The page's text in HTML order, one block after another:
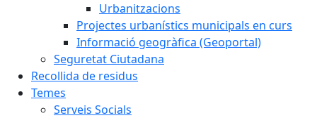
Urbanitzacions
Projectes urbanístics municipals en curs
Informació geogràfica (Geoportal)
Seguretat Ciutadana
Recollida de residus
Temes
Serveis Socials